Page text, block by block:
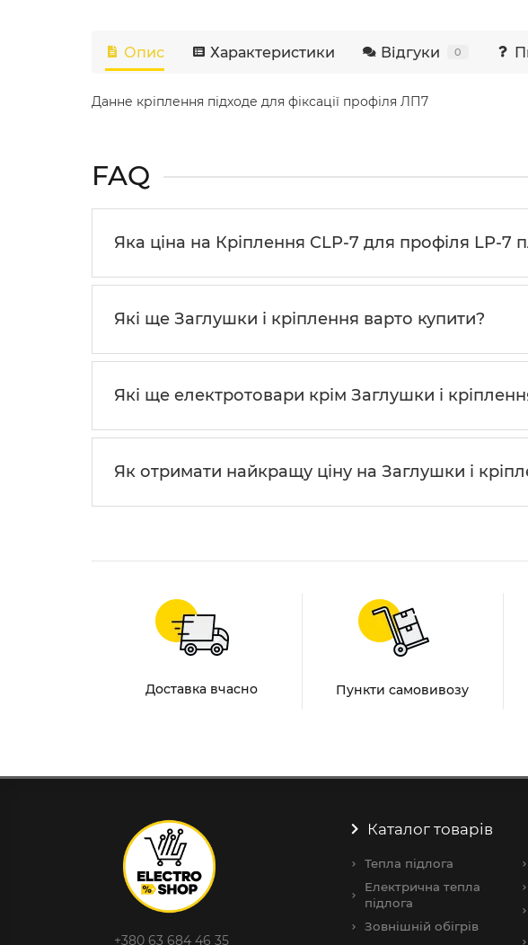
Опис Характеристики Відгуки 0
Данне кріплення підходе для фіксації профіля ЛП7
FAQ
Яка ціна на Кріплення CLP-7 для профіля LP-7
Які ще Заглушки і кріплення варто купити?
Які ще електротовари крім Заглушки і
Як отримати найкращу ціну на Заглушки і
Доставка вчасно Пункти самовивозу
+380 63 684 46 35
Каталог товарів
Тепла підлога
Електрична тепла
підлога
Зовнішнiй обігрів